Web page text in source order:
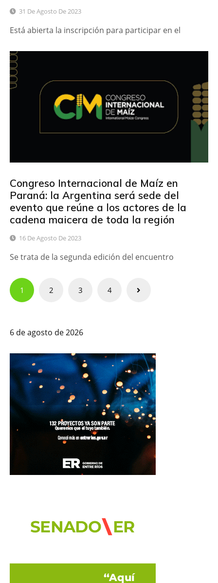
31 De Agosto De 2023
Está abierta la inscripción para participar en el
Congreso Internacional de Maíz en
Paraná: la Argentina será sede del
evento que reúne a los actores de la
cadena maicera de toda la región
16 De Agosto De 2023
Se trata de la segunda edición del encuentro
Paginación
de
1 2 3 4
6 de agosto de 2026